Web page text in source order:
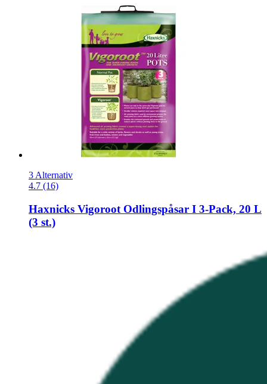
3 Alternativ
4.7 (16)
Haxnicks Vigoroot Odlingspåsar I 3-​Pack, 20 L
(3 st.)